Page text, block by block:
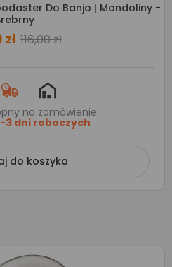
Do Banjo | Mandoliny -
116,00 zł
na zamówienie
3 dni roboczych
do koszyka